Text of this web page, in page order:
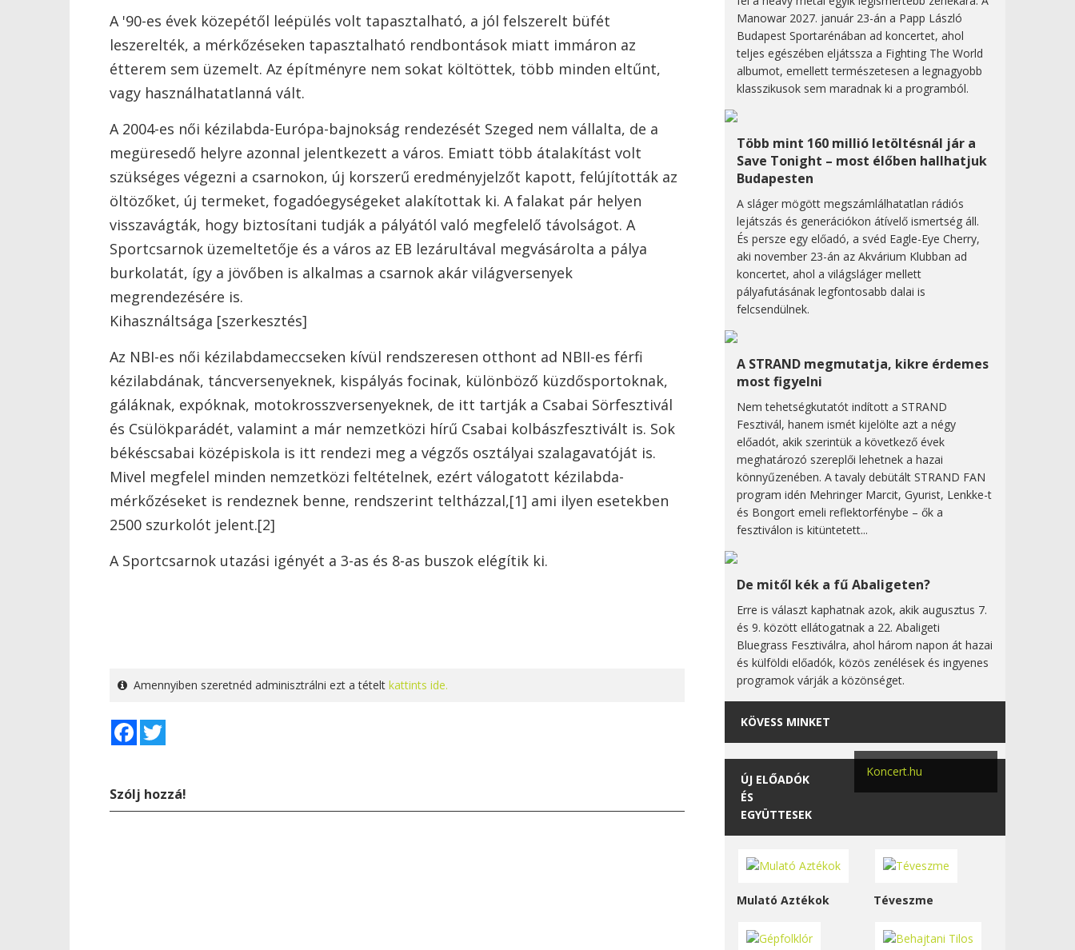
A '90-es évek közepétől leépülés volt tapasztalható, a jól felszerelt büfét
leszerelték, a mérkőzéseken tapasztalható rendbontások miatt immáron az
étterem sem üzemelt. Az építményre nem sokat költöttek, több minden eltűnt,
vagy használhatatlanná vált.
A 2004-es női kézilabda-Európa-bajnokság rendezését Szeged nem vállalta, de a
megüresedő helyre azonnal jelentkezett a város. Emiatt több átalakítást volt
szükséges végezni a csarnokon, új korszerű eredményjelzőt kapott, felújították az
öltözőket, új termeket, fogadóegységeket alakítottak ki. A falakat pár helyen
visszavágták, hogy biztosítani tudják a pályától való megfelelő távolságot. A
Sportcsarnok üzemeltetője és a város az EB lezárultával megvásárolta a pálya
burkolatát, így a jövőben is alkalmas a csarnok akár világversenyek
megrendezésére is.
Kihasználtsága [szerkesztés]
Az NBI-es női kézilabdameccseken kívül rendszeresen otthont ad NBII-es férfi
kézilabdának, táncversenyeknek, kispályás focinak, különböző küzdősportoknak,
gáláknak, expóknak, motokrosszversenyeknek, de itt tartják a Csabai Sörfesztivál
és Csülökparádét, valamint a már nemzetközi hírű Csabai kolbászfesztivált is. Sok
békéscsabai középiskola is itt rendezi meg a végzős osztályai szalagavatóját is.
Mivel megfelel minden nemzetközi feltételnek, ezért válogatott kézilabda-
mérkőzéseket is rendeznek benne, rendszerint teltházzal,[1] ami ilyen esetekben
2500 szurkolót jelent.[2]
A Sportcsarnok utazási igényét a 3-as és 8-as buszok elégítik ki.
Amennyiben szeretnéd adminisztrálni ezt a tételt kattints ide.
Facebook
Szólj hozzá!
Manowar 2027. január 23-án a Papp László
Budapest Sportarénában ad koncertet, ahol
teljes egészében eljátssza a Fighting The World
albumot, emellett természetesen a legnagyobb
klasszikusok sem maradnak ki a programból.
Több mint 160 millió letöltésnál jár a
Save Tonight – most élőben hallhatjuk
Budapesten
A sláger mögött megszámlálhatatlan rádiós
lejátszás és generációkon átívelő ismertség áll.
És persze egy előadó, a svéd Eagle-Eye Cherry,
aki november 23-án az Akvárium Klubban ad
koncertet, ahol a világsláger mellett
pályafutásának legfontosabb dalai is
felcsendülnek.
A STRAND megmutatja, kikre érdemes
most figyelni
Nem tehetségkutatót indított a STRAND
Fesztivál, hanem ismét kijelölte azt a négy
előadót, akik szerintük a következő évek
meghatározó szereplői lehetnek a hazai
könnyűzenében. A tavaly debütált STRAND FAN
program idén Mehringer Marcit, Gyurist, Lenkke-t
és Bongort emeli reflektorfénybe – ők a
fesztiválon is kitüntetett...
De mitől kék a fű Abaligeten?
Erre is választ kaphatnak azok, akik augusztus 7.
és 9. között ellátogatnak a 22. Abaligeti
Bluegrass Fesztiválra, ahol három napon át hazai
és külföldi előadók, közös zenélések és ingyenes
programok várják a közönséget.
KÖVESS MINKET
Koncert.hu
ÚJ ELŐADÓK
ÉS
EGYÜTTESEK
Mulató Aztékok Téveszme